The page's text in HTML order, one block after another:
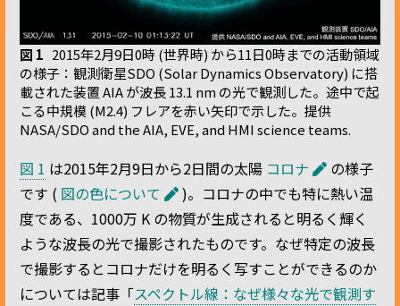
図 1 2015年2月9日0時 (世界時) から11日0時までの活動領域
の様子：観測衛星SDO (Solar Dynamics Observatory) に搭
載された装置 AIA が波長 13.1 nm の光で観測した。途中で起
こる中規模 (M2.4) フレアを赤い矢印で示した。提供
NASA/SDO and the AIA, EVE, and HMI science teams.
図 1 は2015年2月9日から2日間の太陽 コロナ
の様子
です ( 図の色について
)。コロナの中でも特に熱い温
度である、1000万 K の物質が生成されると明るく輝く
ような波長の光で撮影されたものです。なぜ特定の波長
で撮影するとコロナだけを明るく写すことができるのか
については記事「スペクトル線：なぜ様々な光で観測す